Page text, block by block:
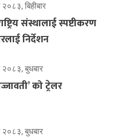
बिहीबार
संस्थालाई स्पष्टीकरण
निर्देशन
बुधबार
को ट्रेलर
बुधबार